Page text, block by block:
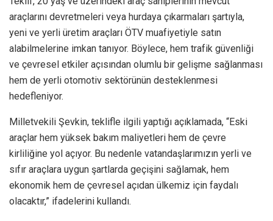
araçlarını devretmeleri veya hurdaya çıkarmaları şartıyla,
yeni ve yerli üretim araçları ÖTV muafiyetiyle satın
alabilmelerine imkan tanıyor. Böylece, hem trafik güvenliği
ve çevresel etkiler açısından olumlu bir gelişme sağlanması
hem de yerli otomotiv sektörünün desteklenmesi
hedefleniyor.
Milletvekili Şevkin, teklifle ilgili yaptığı açıklamada, “Eski
araçlar hem yüksek bakım maliyetleri hem de çevre
kirliliğine yol açıyor. Bu nedenle vatandaşlarımızın yerli ve
sıfır araçlara uygun şartlarda geçişini sağlamak, hem
ekonomik hem de çevresel açıdan ülkemiz için faydalı
olacaktır,” ifadelerini kullandı.